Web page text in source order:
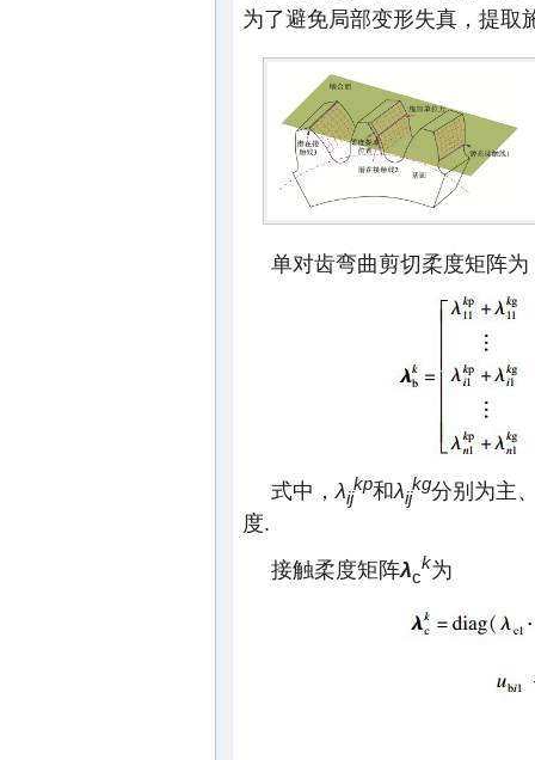
为了避免局部变形失真，提取
单对齿弯曲剪切柔度矩阵为
式中， λij
kp和λij
kg分别为主
度.
接触柔度矩阵λc
k为